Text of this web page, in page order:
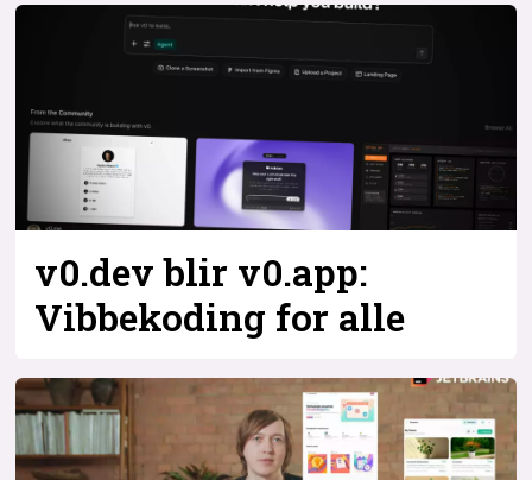
v0.dev blir v0.app:
Vibbekoding for alle